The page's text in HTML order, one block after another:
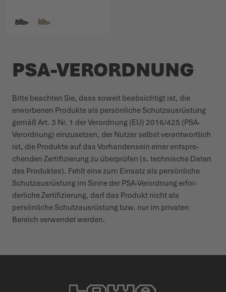
PSA-VERORDNUNG
Bitte beachten Sie, dass soweit beab­sichtigt ist, die
erworbenen Produkte als persönliche Schutz­aus­rüstung
gemäß Art. 3 Nr. 1 der Verordnung (EU) 2016/425 (PSA-
Verordnung) einzu­setzen, der Nutzer selbst verant­wortlich
ist, die Produkte auf das Vorhan­densein einer entspre­
chenden Zerti­fi­zierung zu über­prüfen (s. tech­nische Daten
des Produktes). Fehlt eine zum Einsatz als persönliche
Schutz­aus­rüstung im Sinne der PSA-Verordnung erfor­
derliche Zerti­fi­zierung, darf das Produkt nicht als
persönliche Schutz­aus­rüstung bzw. nur im privaten
Bereich verwendet werden.